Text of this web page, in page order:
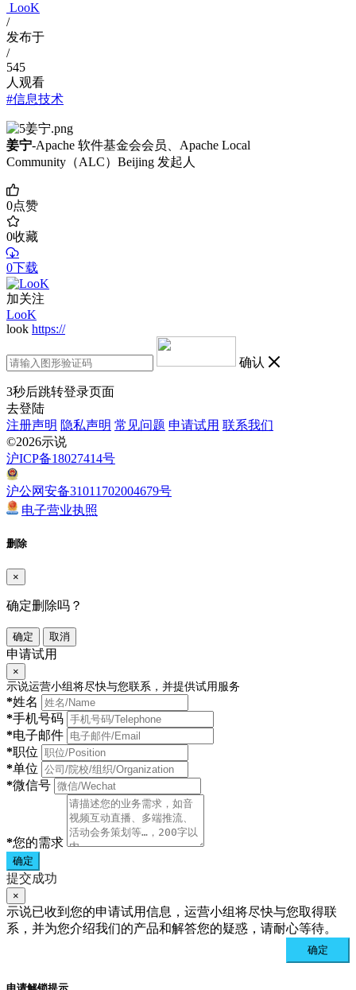
LooK
/
发布于
/
545
人观看
#信息技术
姜宁-Apache 软件基金会会员、Apache Local
Community（ALC）Beijing 发起人
0点赞
0收藏
0下载
加关注
LooK
look https://
确认
3秒后跳转登录页面
去登陆
注册声明 隐私声明 常见问题 申请试用 联系我们
©2026示说
沪ICP备18027414号
沪公网安备31011702004679号
电子营业执照
删除
×
确定删除吗？
确定 取消
申请试用
×
示说运营小组将尽快与您联系，并提供试用服务
*姓名
*手机号码
*电子邮件
*职位
*单位
*微信号
*您的需求
确定
提交成功
×
示说已收到您的申请试用信息，运营小组将尽快与您取得联
系，并为您介绍我们的产品和解答您的疑惑，请耐心等待。
确定